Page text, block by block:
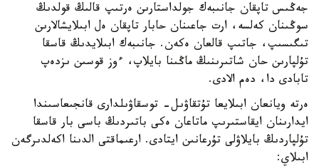
جەڭىس تاپقان جانىبەك جولداستارىن ەرتىپ قالىڭ قولدىڭ
سوڭىنان كەلسە، ارت جاعىنان حابار تاپقان ەل ابىلايشالارىن
تىگىسىپ، جاتىپ قالعان ەكەن. جانىبەك ابىلايدىڭ قاسقا
تۇلپارىن حان شاتىرىنىڭ ماڭىنا بايلاپ، ءوز قوسىن ىزدەپ
تابادى دا، دەم الادى.
ەرتە ويانعان ابىلايعا تۇتقاۋىل- توسقاۋىلدارى قانجىعاسىندا
ايدارىنان ايقاستىرىپ ماتاعان ەكى باتىردىڭ باسى بار قاسقا
تۇلپاردىڭ بايلاۋلى تۇرعانىن ايتادى. ارعىماقتى الدىنا اكەلدىرگەن
ابىلاي: